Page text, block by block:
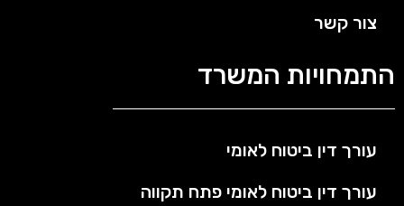
צור קשר
התמחויות המשרד
עורך דין ביטוח לאומי
עורך דין ביטוח לאומי פתח תקווה